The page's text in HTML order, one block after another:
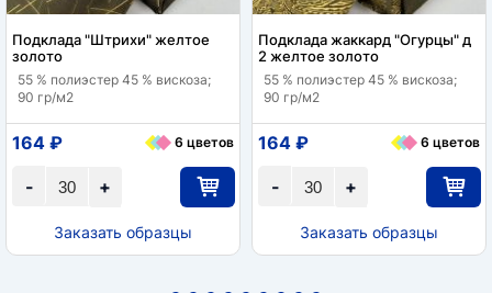
Подклада "Штрихи" желтое
золото
55 % полиэстер 45 % вискоза;
90 гр/м2
+
-
164 ₽ 6 цветов
Заказать образцы
Подклада жаккард "Огурцы" д
2 желтое золото
55 % полиэстер 45 % вискоза;
90 гр/м2
+
-
164 ₽ 6 цветов
Заказать образцы